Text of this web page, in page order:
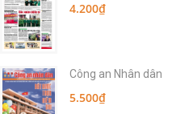
4.200₫
Công an Nhân dân
5.500₫